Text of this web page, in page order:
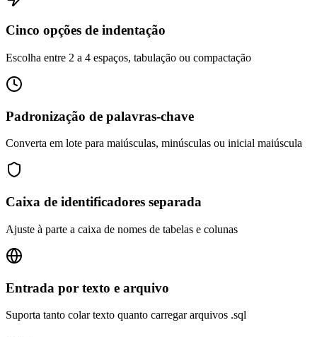
Cinco opções de indentação
Escolha entre 2 a 4 espaços, tabulação ou compactação
Padronização de palavras-chave
Converta em lote para maiúsculas, minúsculas ou inicial maiúscula
Caixa de identificadores separada
Ajuste à parte a caixa de nomes de tabelas e colunas
Entrada por texto e arquivo
Suporta tanto colar texto quanto carregar arquivos .sql